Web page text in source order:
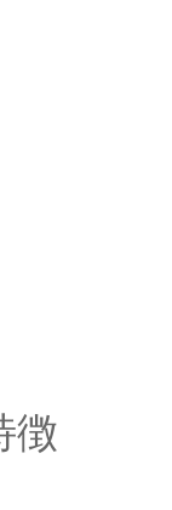
徴